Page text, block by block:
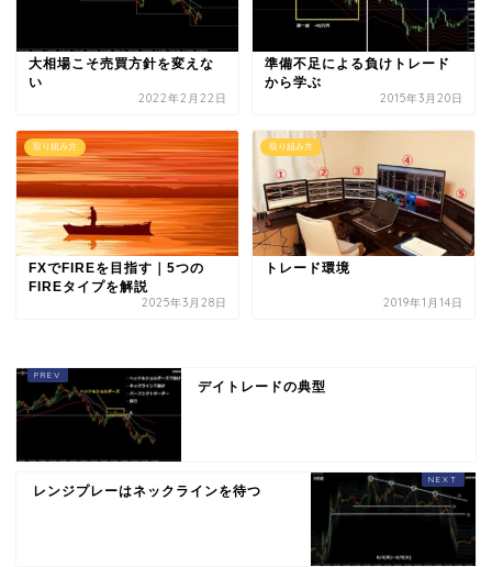
大相場こそ売買方針を変えな
い
2022年2月22日
準備不足による負けトレード
から学ぶ
2015年3月20日
取り組み方
FXでFIREを目指す｜5つの
FIREタイプを解説
2025年3月28日
取り組み方
トレード環境
2019年1月14日
デイトレードの典型
レンジプレーはネックラインを待つ